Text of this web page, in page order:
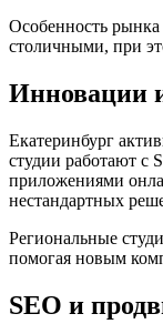
Особенность
столичными, при
Инновации
Екатеринбург
студии работают с
приложениями
нестандартных
Региональные
помогая новым
SEO и